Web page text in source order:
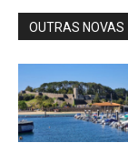
OUTRAS NOVAS